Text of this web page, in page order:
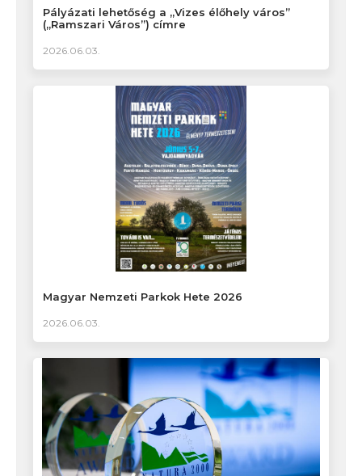
Pályázati lehetőség a „Vizes élőhely város”
(„Ramszari Város”) címre
2026.06.03.
Magyar Nemzeti Parkok Hete 2026
2026.06.03.